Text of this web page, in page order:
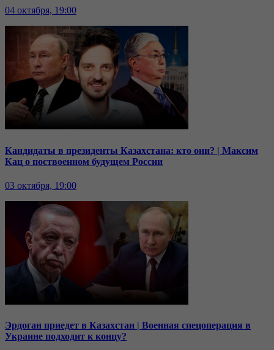
04 октября, 19:00
Кандидаты в президенты Казахстана: кто они? | Максим
Кац о поствоенном будущем России
03 октября, 19:00
Эрдоган приедет в Казахстан | Военная спецоперация в
Украине подходит к концу?